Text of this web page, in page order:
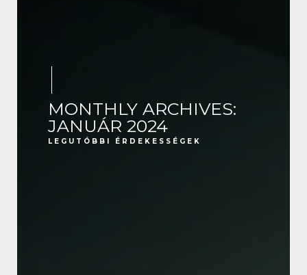
MONTHLY ARCHIVES:
JANUÁR 2024
LEGUTÓBBI ÉRDEKESSÉGEK